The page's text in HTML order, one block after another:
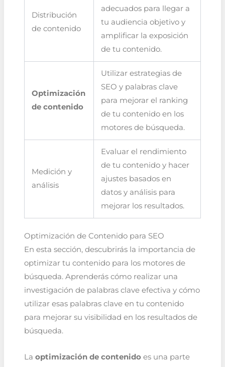
Distribución
de contenido
adecuados para llegar a
tu audiencia objetivo y
amplificar la exposición
de tu contenido.
Optimización
de contenido
Utilizar estrategias de
SEO y palabras clave
para mejorar el ranking
de tu contenido en los
motores de búsqueda.
Medición y
análisis
Evaluar el rendimiento
de tu contenido y hacer
ajustes basados en
datos y análisis para
mejorar los resultados.
Optimización de Contenido para SEO
En esta sección, descubrirás la importancia de
optimizar tu contenido para los motores de
búsqueda. Aprenderás cómo realizar una
investigación de palabras clave efectiva y cómo
utilizar esas palabras clave en tu contenido
para mejorar su visibilidad en los resultados de
búsqueda.
La optimización de contenidoes una parte